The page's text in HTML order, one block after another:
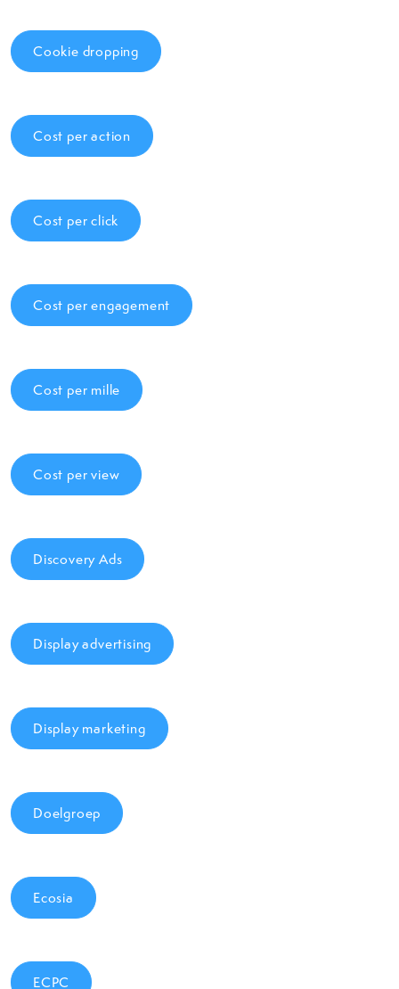
Cookie dropping
Cost per action
Cost per click
Cost per engagement
Cost per mille
Cost per view
Discovery Ads
Display advertising
Display marketing
Doelgroep
Ecosia
ECPC